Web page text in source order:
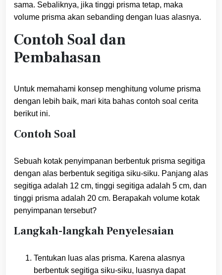
sama. Sebaliknya, jika tinggi prisma tetap, maka
volume prisma akan sebanding dengan luas alasnya.
Contoh Soal dan
Pembahasan
Untuk memahami konsep menghitung volume prisma
dengan lebih baik, mari kita bahas contoh soal cerita
berikut ini.
Contoh Soal
Sebuah kotak penyimpanan berbentuk prisma segitiga
dengan alas berbentuk segitiga siku-siku. Panjang alas
segitiga adalah 12 cm, tinggi segitiga adalah 5 cm, dan
tinggi prisma adalah 20 cm. Berapakah volume kotak
penyimpanan tersebut?
Langkah-langkah Penyelesaian
Tentukan luas alas prisma. Karena alasnya
berbentuk segitiga siku-siku, luasnya dapat